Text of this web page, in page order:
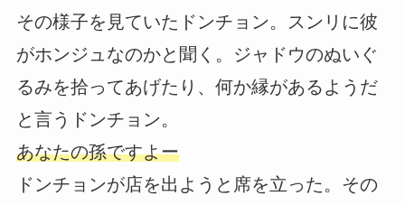
その様子を見ていたドンチョン。スンリに彼
がホンジュなのかと聞く。ジャドウのぬいぐ
るみを拾ってあげたり、何か縁があるようだ
と言うドンチョン。
あなたの孫ですよー
ドンチョンが店を出ようと席を立った。その